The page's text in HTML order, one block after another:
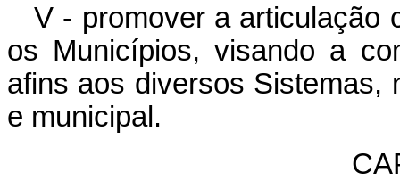
V - promover a articulação
os Municípios, visando a
afins aos diversos Sistemas,
e municipal.